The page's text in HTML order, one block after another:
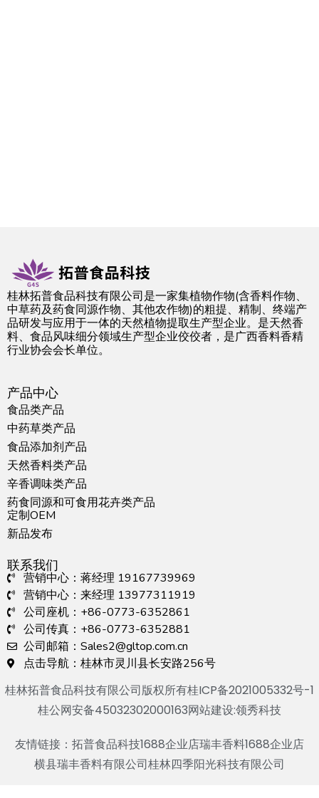
桂林拓普食品科技有限公司是一家集植物作物(含香料作物、
中草药及药食同源作物、其他农作物)的粗提、精制、终端产
品研发与应用于一体的天然植物提取生产型企业。是天然香
料、食品风味细分领域生产型企业佼佼者，是广西香料香精
行业协会会长单位。
产品中心
食品类产品
中药草类产品
食品添加剂产品
天然香料类产品
辛香调味类产品
药食同源和可食用花卉类产品
定制OEM
新品发布
联系我们
营销中心：蒋经理 19167739969
营销中心：来经理 13977311919
公司座机：+86-0773-6352861
公司传真：+86-0773-6352881
公司邮箱：Sales2@gltop.com.cn
点击导航：桂林市灵川县长安路256号
桂林拓普食品科技有限公司版权所有桂ICP备2021005332号-1
桂公网安备45032302000163网站建设:领秀科技
友情链接： 拓普食品科技1688企业店瑞丰香料1688企业店
横县瑞丰香料有限公司桂林四季阳光科技有限公司